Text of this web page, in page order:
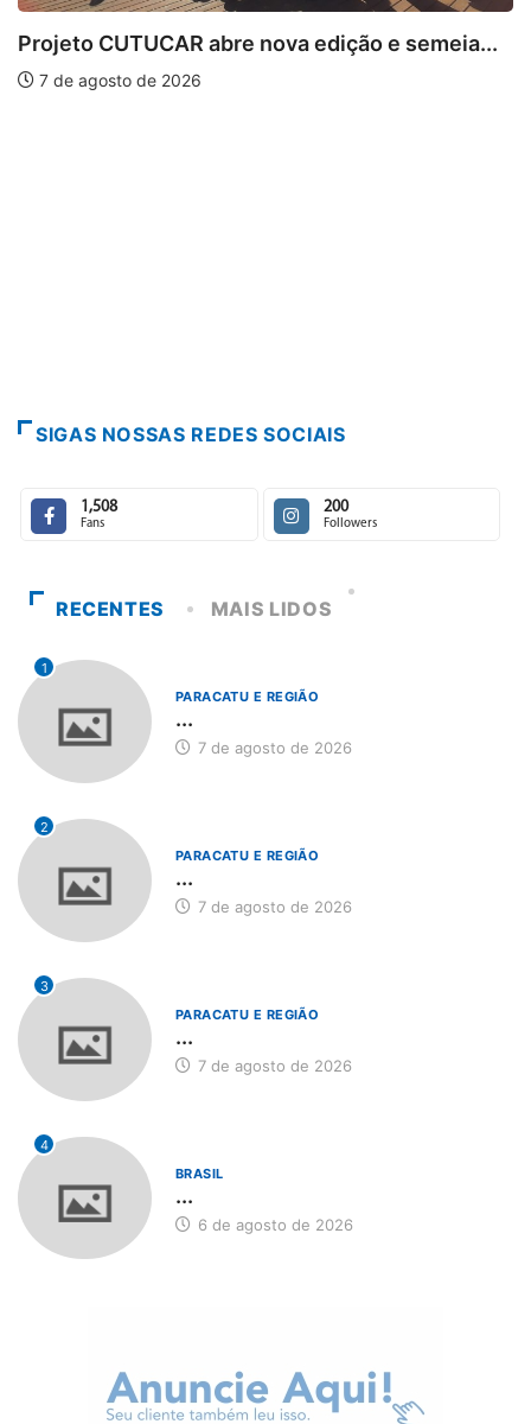
CUTUCAR abre nova edição e semeia...
de 2026
SIGAS NOSSAS REDES SOCIAIS
1,508
Fans
200
Followers
RECENTES MAIS LIDOS
1
PARACATU E REGIÃO
...
7 de agosto de 2026
2
PARACATU E REGIÃO
...
7 de agosto de 2026
3
PARACATU E REGIÃO
...
7 de agosto de 2026
4
BRASIL
...
6 de agosto de 2026